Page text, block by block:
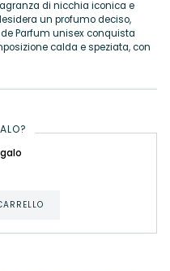
di nicchia iconica e
un profumo deciso,
Parfum unisex conquista
calda e speziata, con